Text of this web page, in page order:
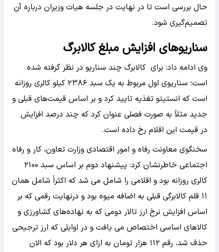
حال بررسی است تا در نهایت در جلسه هیات وزیران درباره آن
تصمیم‌گیری شود.
سناریوهای افزایش مبلغ کالابرگ
وی ادامه داد: برای کالابرگ چند سناریو در نظر گرفته شده
است؛ سناریوی اول مربوط به یک سبد ۲۳۸۶ کیلو کالری روزانه
است که انستیتو تغذیه تایید کرد و بر اساس قیمت‌های قبلی و
جدید مثلاً به صورت فصلی عنوان کرد که چند درصد افزایش
در قیمت این اقلام رخ داده است.
سخنگوی معاونت رفاه و امور اقتصادی وزارت تعاون، کار و رفاه
اجتماعی خاطرنشان کرد: پیشنهاد دوم بر اساس سبد ۲۱۰۰
کالری روزانه بود و اقلامی را شامل می شد که اکثراً شامل همان
۱۱ قلم کالابرگی قبلی به اضافه میوه بود و درنهایت رقمی که بر
اساس افزایش نرخ ارز تالار دومی که به نهاده‌های کشاورزی و
کالاهای اساسی اختصاص می یافت و در اوایلی که ارز ترجیحی
حذف شد، رقم ۱۱۲ هزار تومان به ازای هر دلار بود که الان